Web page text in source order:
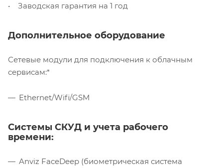
• Заводская гарантия на 1 год
Дополнительное оборудование
Сетевые модули для подключения к облачным
сервисам:*
Ethernet/Wifi/GSM
Системы СКУД и учета рабочего
времени:
Anviz FaceDeep (биометрическая система